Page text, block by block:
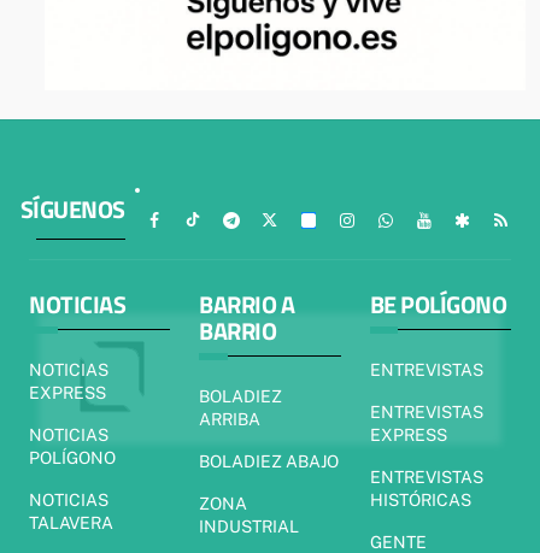
SÍGUENOS
NOTICIAS
NOTICIAS
EXPRESS
NOTICIAS
POLÍGONO
NOTICIAS
TALAVERA
BARRIO A
BARRIO
BOLADIEZ
ARRIBA
BOLADIEZ ABAJO
ZONA
INDUSTRIAL
BE POLÍGONO
ENTREVISTAS
ENTREVISTAS
EXPRESS
ENTREVISTAS
HISTÓRICAS
GENTE